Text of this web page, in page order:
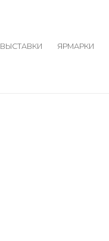
ВЫСТАВКИ ЯРМАРКИ